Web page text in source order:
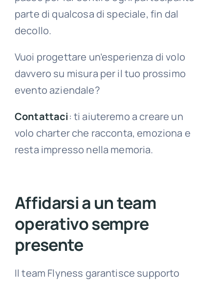
parte di qualcosa di speciale, fin dal
decollo.
Vuoi progettare un’esperienza di volo
davvero su misura per il tuo prossimo
evento aziendale?
Contattaci: ti aiuteremo a creare un
volo charter che racconta, emoziona e
resta impresso nella memoria.
Affidarsi a un team
operativo sempre
presente
Il team Flyness garantisce supporto